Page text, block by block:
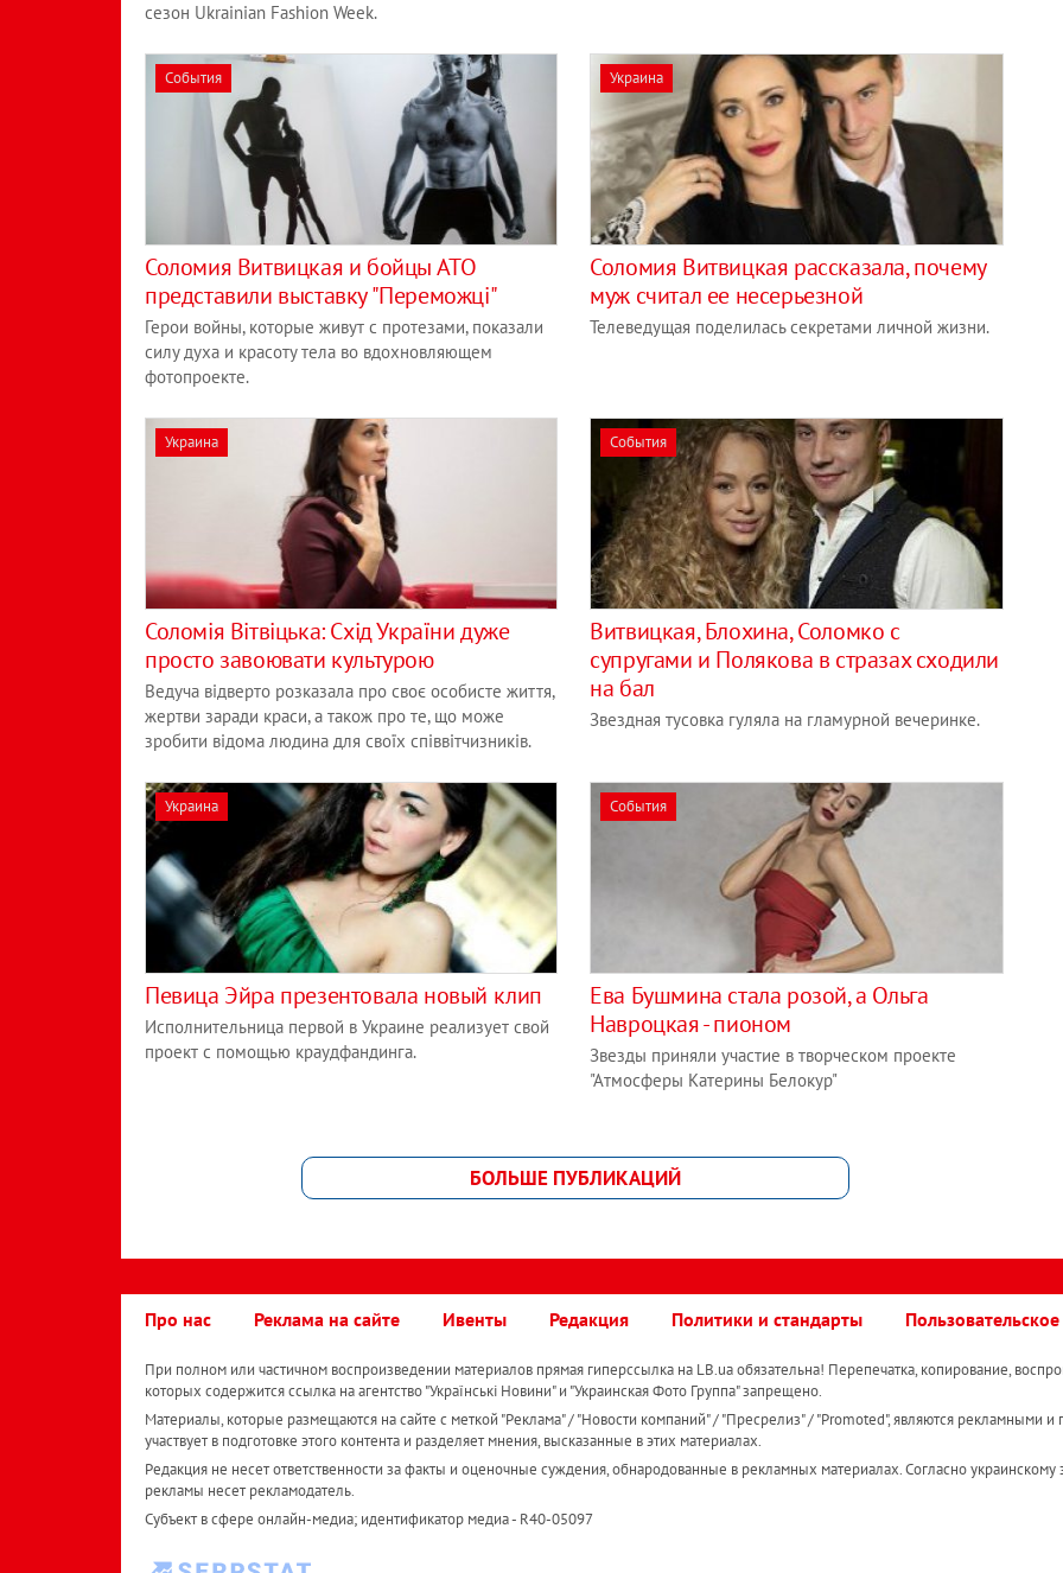
сезон Ukrainian Fashion Week.
События
Соломия Витвицкая и бойцы АТО
представили выставку "Переможці"
Герои войны, которые живут с протезами, показали
силу духа и красоту тела во вдохновляющем
фотопроекте.
Украина
Соломия Витвицкая рассказала, почему
муж считал ее несерьезной
Телеведущая поделилась секретами личной жизни.
Украина
Соломія Вітвіцька: Схід України дуже
просто завоювати культурою
Ведуча відверто розказала про своє особисте життя,
жертви заради краси, а також про те, що може
зробити відома людина для своїх співвітчизників.
События
Витвицкая, Блохина, Соломко с
супругами и Полякова в стразах сходили
на бал
Звездная тусовка гуляла на гламурной вечеринке.
Украина
Певица Эйра презентовала новый клип
Исполнительница первой в Украине реализует свой
проект с помощью краудфандинга.
События
Ева Бушмина стала розой, а Ольга
Навроцкая - пионом
Звезды приняли участие в творческом проекте
"Атмосферы Катерины Белокур"
БОЛЬШЕ ПУБЛИКАЦИЙ
Про нас Реклама на сайте Ивенты Редакция Политики и стандарты
При полном или частичном воспроизведении материалов прямая гиперссылка на LB.ua обязательна! Перепечатка, копирование,
которых содержится ссылка на агентство "Українськi Новини" и "Украинская Фото Группа" запрещено.
Материалы, которые размещаются на сайте с меткой "Реклама" / "Новости компаний" / "Пресрелиз" / "Promoted", являются рекламными и
участвует в подготовке этого контента и разделяет мнения, высказанные в этих материалах.
Редакция не несет ответственности за факты и оценочные суждения, обнародованные в рекламных материалах. Согласно украинскому
рекламы несет рекламодатель.
Субъект в сфере онлайн-медиа; идентификатор медиа - R40-05097